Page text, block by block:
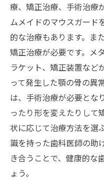
療、矯正治療、手術治療
ムメイドのマウスガード
的な治療もあります。ま
矯正治療が必要です。メ
ラケット、矯正装置など
って発生した顎の骨の異
は、手術治療が必要とな
ったり形を変えたりして
状に応じて治療方法を選
識を持った歯科医師の助
き合うことで、健康的な
ょう。